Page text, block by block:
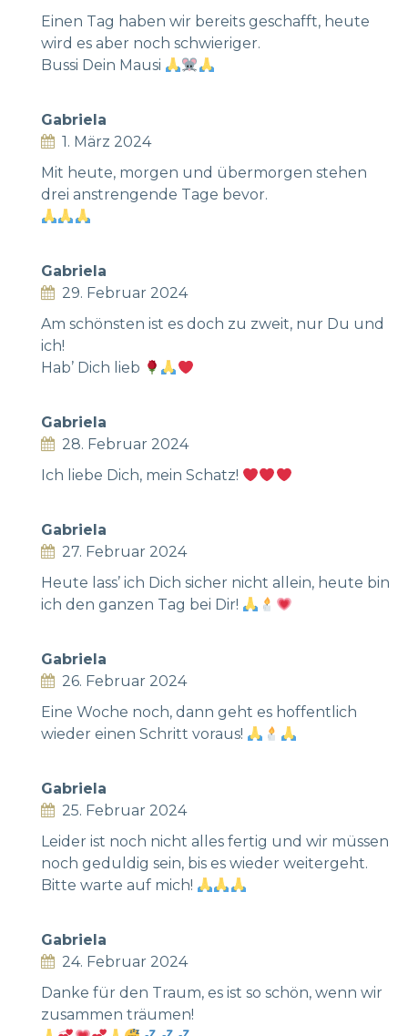
Einen Tag haben wir bereits geschafft, heute
wird es aber noch schwieriger.
Bussi Dein Mausi
Gabriela
1. März 2024
Mit heute, morgen und übermorgen stehen
drei anstrengende Tage bevor.
Gabriela
29. Februar 2024
Am schönsten ist es doch zu zweit, nur Du und
ich!
Hab’ Dich lieb
Gabriela
28. Februar 2024
Ich liebe Dich, mein Schatz!
Gabriela
27. Februar 2024
Heute lass’ ich Dich sicher nicht allein, heute bin
ich den ganzen Tag bei Dir!
Gabriela
26. Februar 2024
Eine Woche noch, dann geht es hoffentlich
wieder einen Schritt voraus!
Gabriela
25. Februar 2024
Leider ist noch nicht alles fertig und wir müssen
noch geduldig sein, bis es wieder weitergeht.
Bitte warte auf mich!
Gabriela
24. Februar 2024
Danke für den Traum, es ist so schön, wenn wir
zusammen träumen!